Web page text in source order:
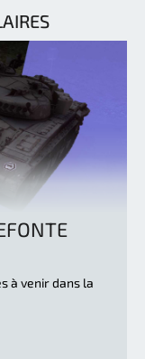
à venir dans la